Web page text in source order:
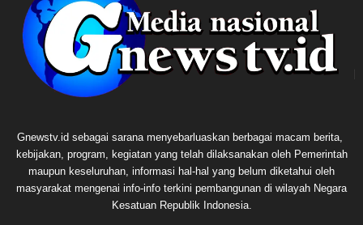
Gnewstv.id sebagai sarana menyebarluaskan berbagai macam berita,
kebijakan, program, kegiatan yang telah dilaksanakan oleh Pemerintah
maupun keseluruhan, informasi hal-hal yang belum diketahui oleh
masyarakat mengenai info-info terkini pembangunan di wilayah Negara
Kesatuan Republik Indonesia.